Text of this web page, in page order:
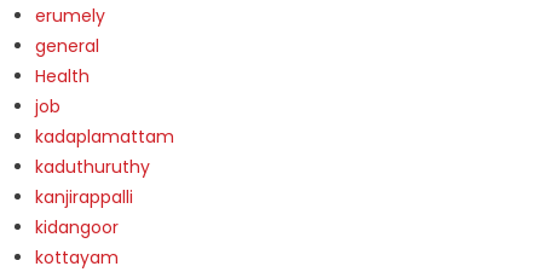
erumely
general
Health
job
kadaplamattam
kaduthuruthy
kanjirappalli
kidangoor
kottayam